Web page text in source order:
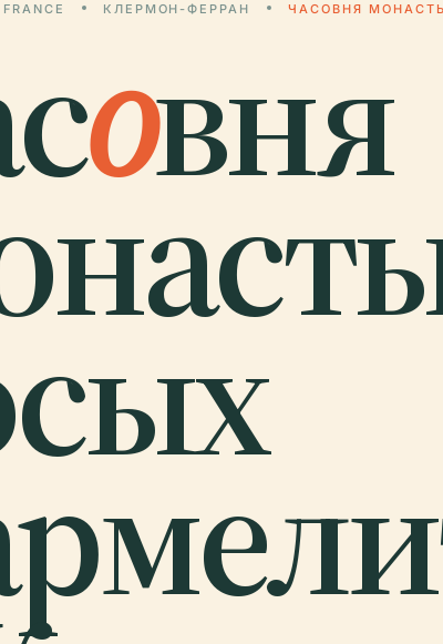
FRANCE КЛЕРМОН-ФЕРРАН ЧАСОВНЯ
овня